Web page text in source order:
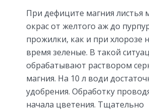
При дефиците магния листья
окрас от желтого аж до
прожилки, как и при хлорозе
время зеленые. В такой
обрабатывают раствором
магния. На 10 л води
удобрения. Обработку
начала цветения. Тщательно